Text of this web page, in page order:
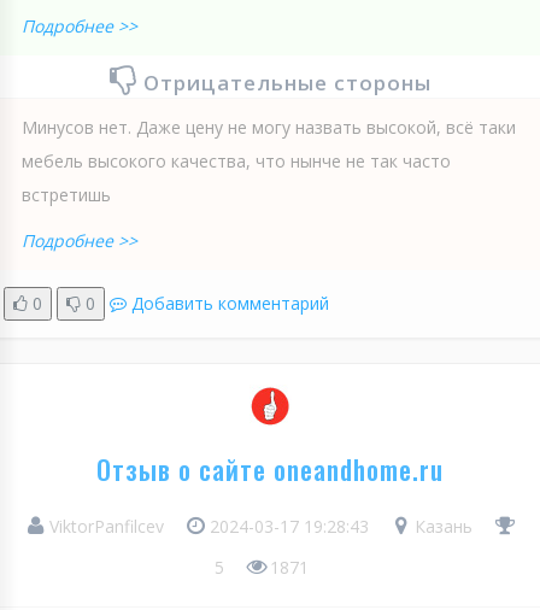
Подробнее >>
Отрицательные стороны
Минусов нет. Даже цену не могу назвать высокой, всё таки
мебель высокого качества, что нынче не так часто
встретишь
Подробнее >>
0 0 Добавить комментарий
Отзыв о сайте oneandhome.ru
ViktorPanfilcev 2024-03-17 19:28:43
Казань
5
1871